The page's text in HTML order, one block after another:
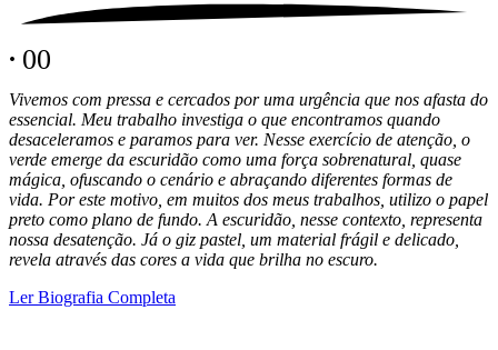
00
.
Vivemos com pressa e cercados por uma urgência que nos afasta do
essencial. Meu trabalho investiga o que encontramos quando
desaceleramos e paramos para ver. Nesse exercício de atenção, o
verde emerge da escuridão como uma força sobrenatural, quase
mágica, ofuscando o cenário e abraçando diferentes formas de
vida. Por este motivo, em muitos dos meus trabalhos, utilizo o papel
preto como plano de fundo. A escuridão, nesse contexto, representa
nossa desatenção. Já o giz pastel, um material frágil e delicado,
revela através das cores a vida que brilha no escuro.
Ler Biografia Completa